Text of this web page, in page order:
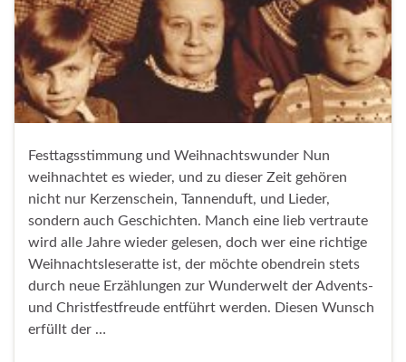
Festtagsstimmung und Weihnachtswunder Nun
weihnachtet es wieder, und zu dieser Zeit gehören
nicht nur Kerzenschein, Tannenduft, und Lieder,
sondern auch Geschichten. Manch eine lieb vertraute
wird alle Jahre wieder gelesen, doch wer eine richtige
Weihnachtsleseratte ist, der möchte obendrein stets
durch neue Erzählungen zur Wunderwelt der Advents-
und Christfestfreude entführt werden. Diesen Wunsch
erfüllt der …